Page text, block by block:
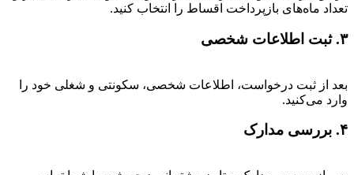
تعداد ماه‌های بازپرداخت اقساط را انتخاب کنید.
۳. ثبت اطلاعات شخصی
بعد از ثبت درخواست، اطلاعات شخصی، سکونتی و شغلی خود را
وارد می‌کنید.
۴. بررسی مدارک